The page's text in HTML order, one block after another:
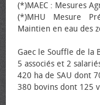
(*)MAEC : Mesures
(*)MHU Mesure
Maintien en eau des
Gaec le Souffle de la
5 associés et 2
420 ha de SAU dont
380 bovins dont 125